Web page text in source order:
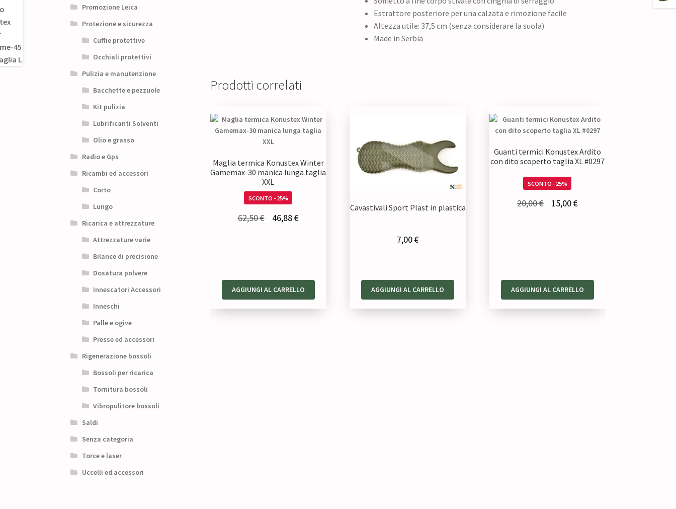
Estrattore posteriore per una calzata e rimozione facile
Altezza utile: 37,5 cm (senza considerare la suola)
Made in Serbia
Prodotti correlati
Maglia termica Konustex Winter
Gamemax-30 manica lunga taglia
XXL
SCONTO - 25%
62,50€ 46,88€Il
AGGIUNGI AL CARRELLO
Cavastivali Sport Plast in plastica
7,00€
AGGIUNGI AL CARRELLO
Guanti termici Konustex Ardito
con dito scoperto taglia XL #0297
SCONTO - 25%
20,00€ 15,00€Il
AGGIUNGI AL CARRELLO
Promozione Leica
Protezione e sicurezza
Cuffie protettive
Occhiali protettivi
Pulizia e manutenzione
Bacchette e pezzuole
Kit pulizia
Lubrificanti Solventi
Olio e grasso
Radio e Gps
Ricambi ed accessori
Corto
Lungo
Ricarica e attrezzature
Attrezzature varie
Bilance di precisione
Dosatura polvere
Innescatori Accessori
Inneschi
Palle e ogive
Presse ed accessori
Rigenerazione bossoli
Bossoli per ricarica
Tornitura bossoli
Vibropulitore bossoli
Saldi
Senza categoria
Torce e laser
Uccelli ed accessori